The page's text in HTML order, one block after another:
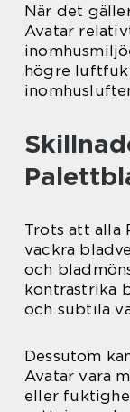
När det
Avatar
högre
Trots att alla
vackra
och
kontrastrika
och subtila
Dessutom
Avatar vara
eller